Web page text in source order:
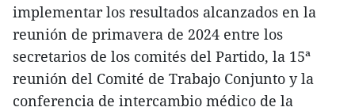
implementar los resultados alcanzados en la
reunión de primavera de 2024 entre los
secretarios de los comités del Partido, la 15ª
reunión del Comité de Trabajo Conjunto y la
conferencia de intercambio médico de la